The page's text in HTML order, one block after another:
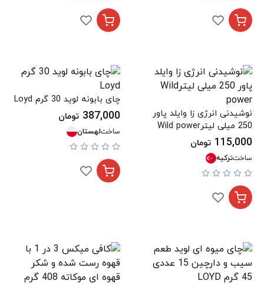
نوشیدنی انرژی زا وایلد پاور
250 میلی لیترWild power
115,000 تومان
ساختترکیه
چای بابونه لوید 30 گرم Loyd
387,000 تومان
ساختلهستان